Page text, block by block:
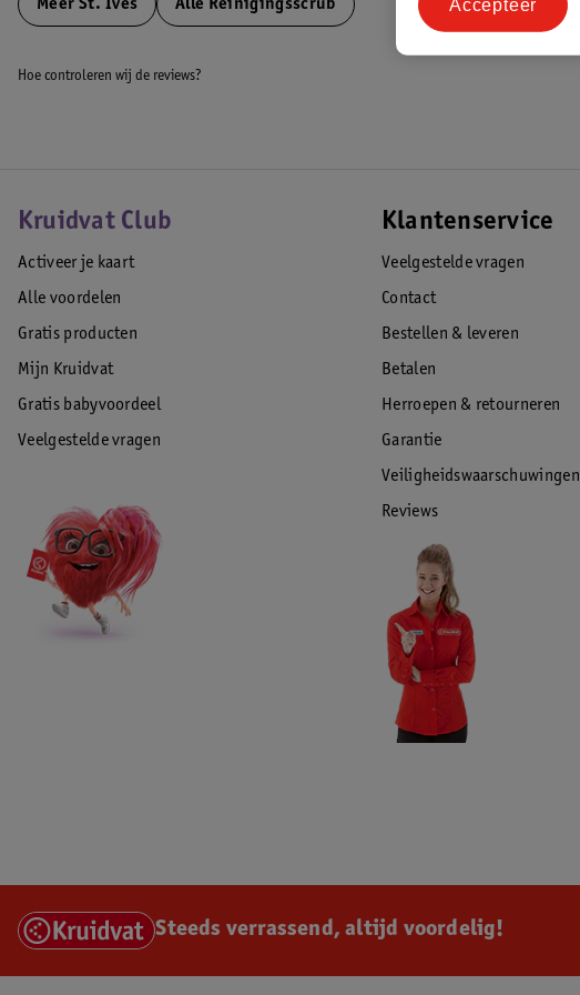
Meer St. Ives Alle Reinigingsscrub
Hoe controleren wij de reviews?
Kruidvat Club
Activeer je kaart
Alle voordelen
Gratis producten
Mijn Kruidvat
Gratis babyvoordeel
Veelgestelde vragen
Klantenservice
Veelgestelde vragen
Contact
Bestellen & leveren
Betalen
Herroepen & retourneren
Garantie
Veiligheidswaarschuwingen
Reviews
Steeds verrassend, altijd voordelig!
Accepteer